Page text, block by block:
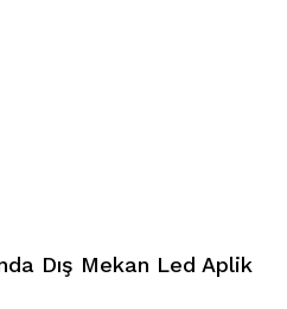
Dış Mekan Led Aplik